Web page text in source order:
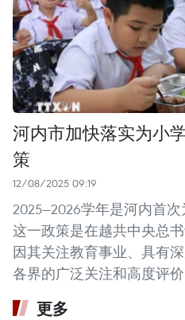
河内市加快落实为小
策
12/08/2025 09:19
2025—2026学年是河内首次
这一政策是在越共中央总
因其关注教育事业、具有
各界的广泛关注和高度评价
更多